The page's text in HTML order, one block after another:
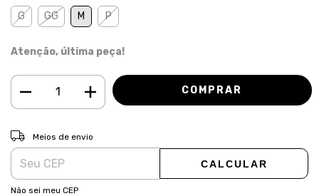
G GG M P
Atenção, última peça!
Entregas para o CEP:
Meios de envio
CALCULAR
Não sei meu CEP